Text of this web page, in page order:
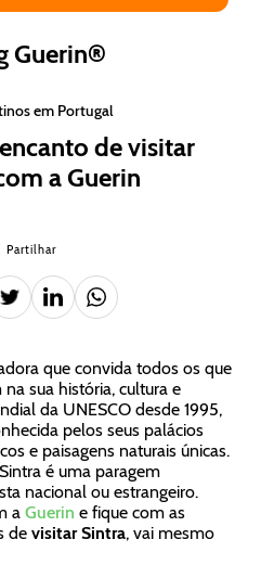
Guerin®
em Portugal
de visitar
a Guerin
Partilhar
que convida todos os que
sua história, cultura e
da UNESCO desde 1995,
pelos seus palácios
e paisagens naturais únicas.
é uma paragem
nacional ou estrangeiro.
a Guerin e fique com as
de visitar Sintra, vai mesmo